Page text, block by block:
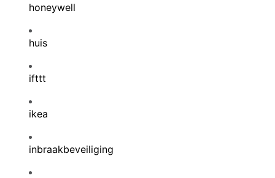
honeywell
huis
ifttt
ikea
inbraakbeveiliging